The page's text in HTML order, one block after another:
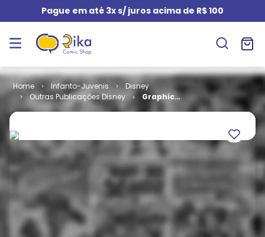
Pague em até 3x s/ juros acima de R$ 100
Infanto-Juvenis
Disney
Outras Publicações Disney
Graphic
Atemporal